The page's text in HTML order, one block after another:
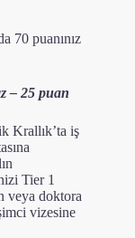
70 puanınız
– 25 puan
Krallık’ta iş
Tier 1
veya doktora
vizesine